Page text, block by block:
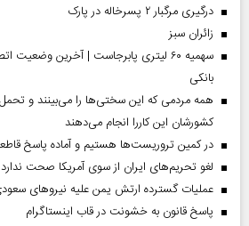
درگیری مرگبار ۲ پسرخاله در پارک
‌زائران سبز
سهمیه ۶۰ لیتری پابرجاست | آخرین
بانکی
همه مردمی که این سختی‌ها را می‌بینند و تحمل
کشورشان این کاررا انجام می‌دهند
در کمین تروریست‌ها هستیم و آماده پاسخ
لغو تحریم‌های ایران از سوی آمریکا صحت ندارد
عملیات گسترده ارتش یمن علیه نیروهای
پاسخ قانون به خشونت در قاب اینستاگرام